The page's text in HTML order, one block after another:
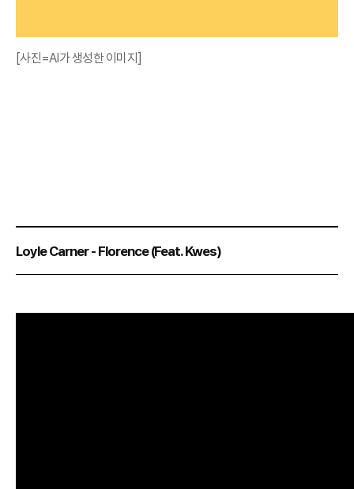
[사진=AI가 생성한 이미지]
Loyle Carner - Florence (Feat. Kwes)